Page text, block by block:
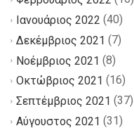
Ιανουάριος 2022 (40)
Δεκέμβριος 2021 (7)
Νοέμβριος 2021 (8)
Οκτώβριος 2021 (16)
Σεπτέμβριος 2021 (37)
Αύγουστος 2021 (31)